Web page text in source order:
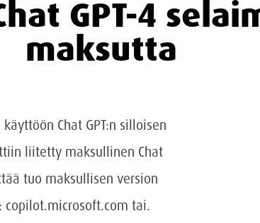
GPT-4
maksutta
Chat GPT:n silloisen
liitetty maksullinen Chat
tuo maksullisen version
tai.